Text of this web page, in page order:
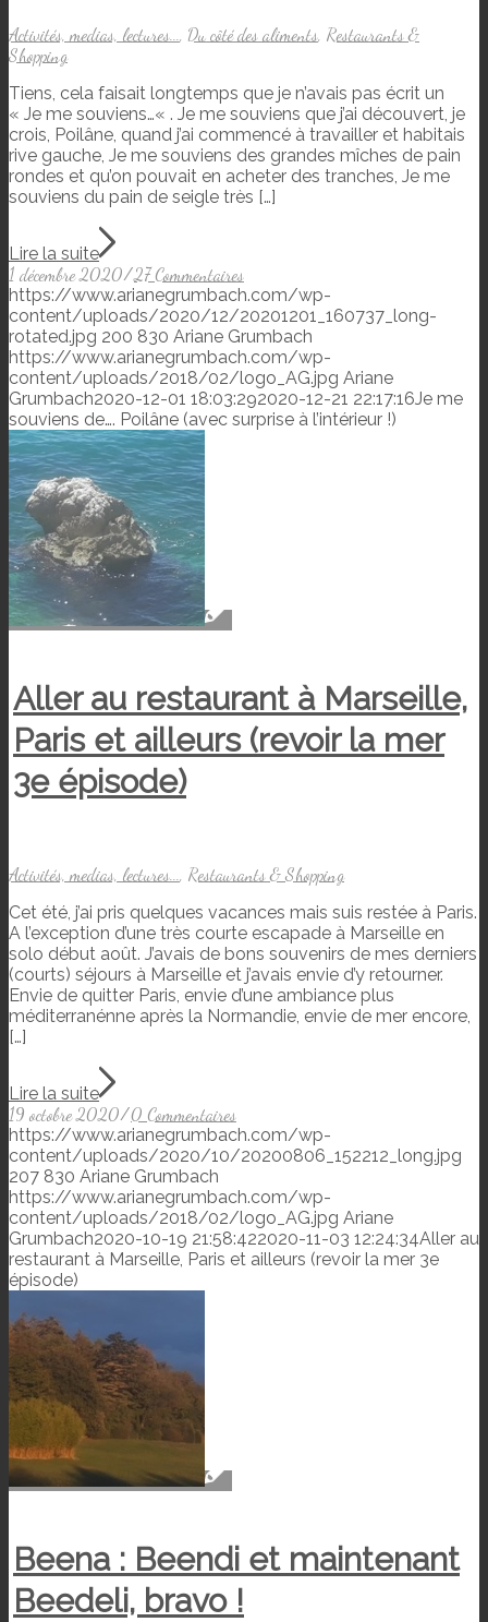
Activités, medias, lectures..., Du côté des aliments, Restaurants &
Shopping
Tiens, cela faisait longtemps que je n’avais pas écrit un
« Je me souviens…« . Je me souviens que j’ai découvert, je
crois, Poilâne, quand j’ai commencé à travailler et habitais
rive gauche, Je me souviens des grandes mîches de pain
rondes et qu’on pouvait en acheter des tranches, Je me
souviens du pain de seigle très […]
Lire la suite
1 décembre 2020/27 Commentaires
https://www.arianegrumbach.com/wp-
content/uploads/2020/12/20201201_160737_long-
rotated.jpg 200 830 Ariane Grumbach
https://www.arianegrumbach.com/wp-
content/uploads/2018/02/logo_AG.jpg Ariane
Grumbach2020-12-01 18:03:292020-12-21 22:17:16Je me
souviens de…. Poilâne (avec surprise à l’intérieur !)
Aller au restaurant à Marseille,
Paris et ailleurs (revoir la mer
3e épisode)
Activités, medias, lectures..., Restaurants & Shopping
Cet été, j’ai pris quelques vacances mais suis restée à Paris.
A l’exception d’une très courte escapade à Marseille en
solo début août. J’avais de bons souvenirs de mes derniers
(courts) séjours à Marseille et j’avais envie d’y retourner.
Envie de quitter Paris, envie d’une ambiance plus
méditerranénne après la Normandie, envie de mer encore,
[…]
Lire la suite
19 octobre 2020/0 Commentaires
https://www.arianegrumbach.com/wp-
content/uploads/2020/10/20200806_152212_long.jpg
207 830 Ariane Grumbach
https://www.arianegrumbach.com/wp-
content/uploads/2018/02/logo_AG.jpg Ariane
Grumbach2020-10-19 21:58:422020-11-03 12:24:34Aller au
restaurant à Marseille, Paris et ailleurs (revoir la mer 3e
épisode)
Beena : Beendi et maintenant
Beedeli, bravo !